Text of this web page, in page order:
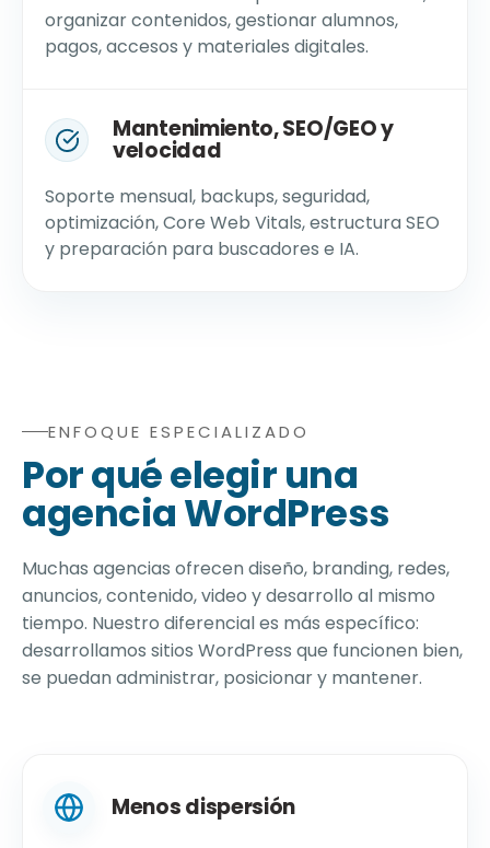
organizar contenidos, gestionar alumnos,
pagos, accesos y materiales digitales.
Mantenimiento, SEO/GEO y
velocidad
Soporte mensual, backups, seguridad,
optimización, Core Web Vitals, estructura SEO
y preparación para buscadores e IA.
Comparación entre edrweb y una agencia
ENFOQUE ESPECIALIZADO
Por qué elegir una
agencia WordPress
Muchas agencias ofrecen diseño, branding, redes,
anuncios, contenido, video y desarrollo al mismo
tiempo. Nuestro diferencial es más específico:
desarrollamos sitios WordPress que funcionen bien,
se puedan administrar, posicionar y mantener.
Menos dispersión